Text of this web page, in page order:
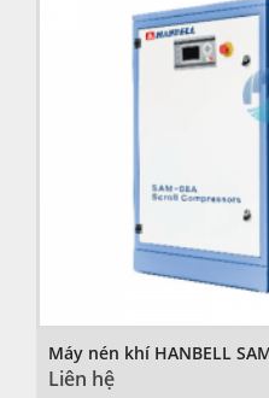
Máy nén khí HANBELL
Liên hệ